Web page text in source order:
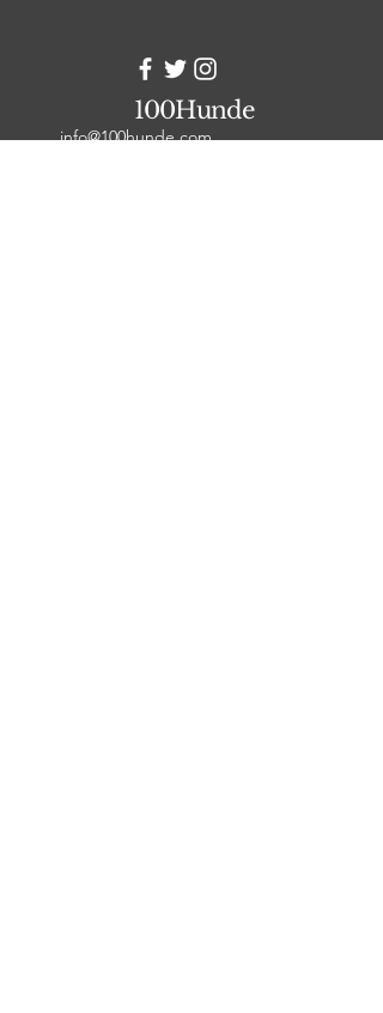
100Hunde
info@100hunde.com